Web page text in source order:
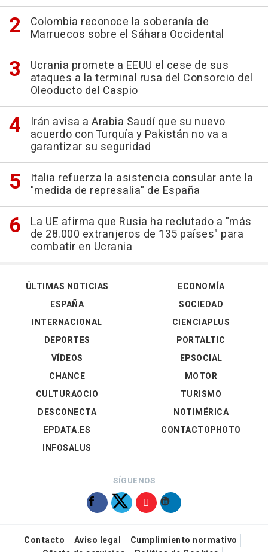
Colombia reconoce la soberanía de
Marruecos sobre el Sáhara Occidental
Ucrania promete a EEUU el cese de sus
ataques a la terminal rusa del Consorcio del
Oleoducto del Caspio
Irán avisa a Arabia Saudí que su nuevo
acuerdo con Turquía y Pakistán no va a
garantizar su seguridad
Italia refuerza la asistencia consular ante la
"medida de represalia" de España
La UE afirma que Rusia ha reclutado a "más
de 28.000 extranjeros de 135 países" para
combatir en Ucrania
ÚLTIMAS NOTICIAS
ESPAÑA
INTERNACIONAL
DEPORTES
VÍDEOS
ECONOMÍA
SOCIEDAD
CIENCIAPLUS
PORTALTIC
EPSOCIAL
CHANCE
CULTURAOCIO
DESCONECTA
EPDATA.ES
INFOSALUS
MOTOR
TURISMO
NOTIMÉRICA
CONTACTOPHOTO
SÍGUENOS
Contacto Aviso legal
Cumplimiento normativo